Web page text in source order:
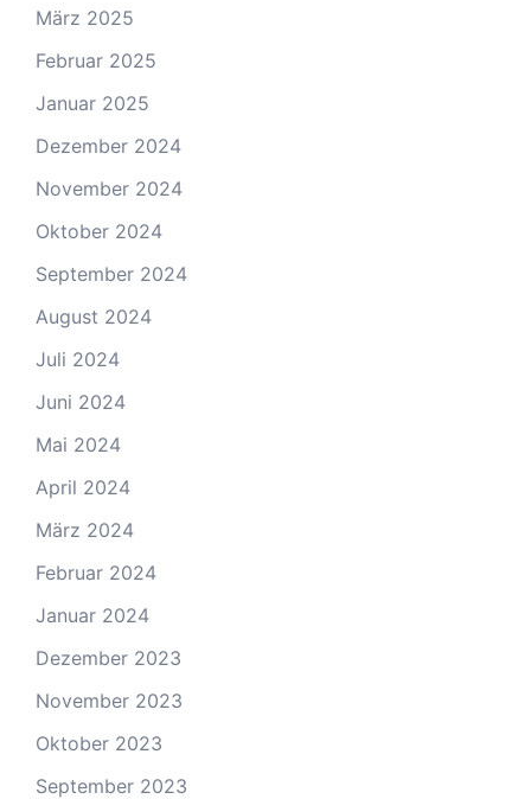
März 2025
Februar 2025
Januar 2025
Dezember 2024
November 2024
Oktober 2024
September 2024
August 2024
Juli 2024
Juni 2024
Mai 2024
April 2024
März 2024
Februar 2024
Januar 2024
Dezember 2023
November 2023
Oktober 2023
September 2023